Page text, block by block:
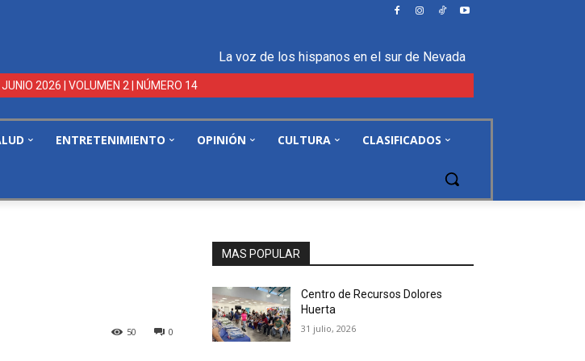
La voz de los hispanos en el sur de Nevada
JUNIO 2026 | VOLUMEN 2 | NÚMERO 14
ENTRETENIMIENTO OPINIÓN CULTURA CLASIFICADOS
0
50
MAS POPULAR
Centro de Recursos Dolores
Huerta
31 julio, 2026